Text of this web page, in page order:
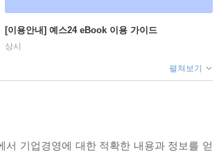
[이용안내] 예스24 eBook 이용 가이드
상시
펼쳐보기
기업경영에 대한 적확한 내용과 정보를 얻